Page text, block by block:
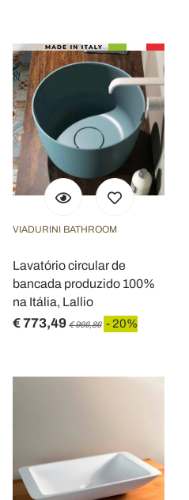
VIADURINI BATHROOM
Lavatório circular de
bancada produzido 100%
na Itália, Lallio
€ 773,49 € 966,86 - 20%